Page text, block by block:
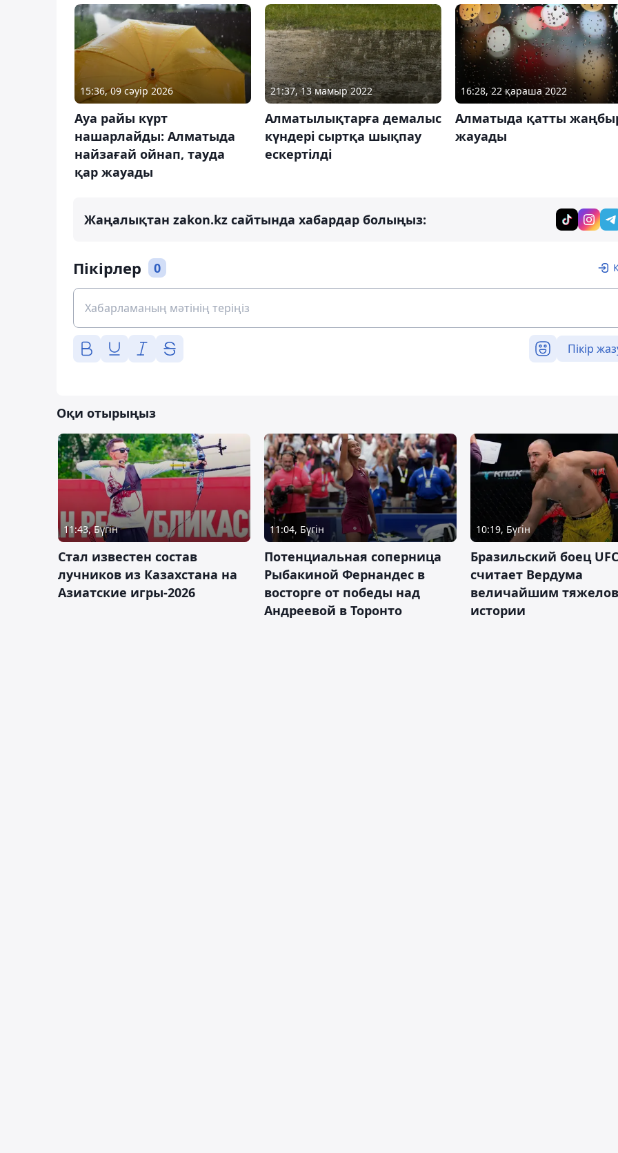
15:36, 09 сәуір 2026
Ауа райы күрт
нашарлайды: Алматыда
найзағай ойнап, тауда
қар жауады
21:37, 13 мамыр 2022
Алматылықтарға демалыс
күндері сыртқа шықпау
ескертілді
16:28, 22 қараша 2022
Алматыда қатты
жауады
Жаңалықтан zakon.kz сайтында хабардар болыңыз:
Пікірлер 0
Пікір
Оқи отырыңыз
11:43, Бүгін
Стал известен состав
лучников из Казахстана на
Азиатские игры-2026
11:04, Бүгін
Потенциальная соперница
Рыбакиной Фернандес в
восторге от победы над
Андреевой в Торонто
10:19, Бүгін
Бразильский боец
считает Вердума
величайшим
истории